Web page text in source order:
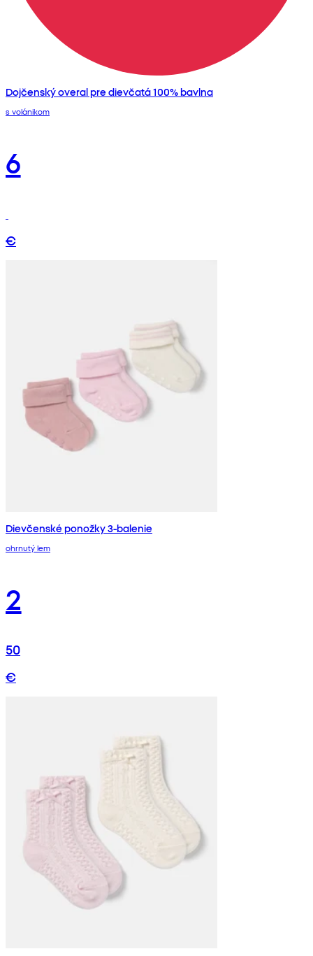
Dojčenský overal pre dievčatá 100% bavlna
s volánikom
6
€
Dievčenské ponožky 3-balenie
ohrnutý lem
2
50
€